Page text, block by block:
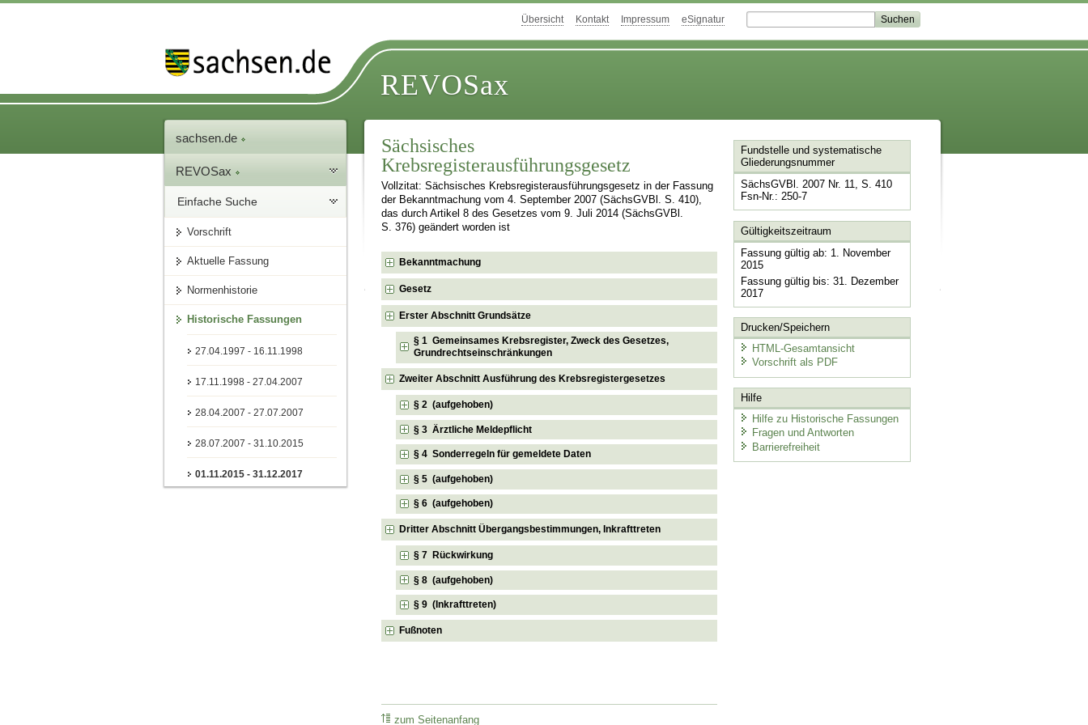
Übersicht Kontakt Impressum eSignatur
REVOSax
sachsen.de
REVOSax
Einfache Suche
Vorschrift
Aktuelle Fassung
Normenhistorie
Historische Fassungen
27.04.1997 - 16.11.1998
17.11.1998 - 27.04.2007
28.04.2007 - 27.07.2007
28.07.2007 - 31.10.2015
01.11.2015 - 31.12.2017
Sächsisches
Krebsregisterausführungsgesetz
Vollzitat: Sächsisches Krebsregisterausführungsgesetz in der Fassung
der Bekanntmachung vom 4. September 2007 (SächsGVBl. S. 410),
das durch Artikel 8 des Gesetzes vom 9. Juli 2014 (SächsGVBl.
S. 376) geändert worden ist
Bekanntmachung
Gesetz
Erster Abschnitt Grundsätze
§ 1 Gemeinsames Krebsregister, Zweck des Gesetzes,
Grundrechtseinschränkungen
Zweiter Abschnitt Ausführung des Krebsregistergesetzes
§ 2 (aufgehoben)
§ 3 Ärztliche Meldepflicht
§ 4 Sonderregeln für gemeldete Daten
§ 5 (aufgehoben)
§ 6 (aufgehoben)
Dritter Abschnitt Übergangsbestimmungen, Inkrafttreten
§ 7 Rückwirkung
§ 8 (aufgehoben)
§ 9 (Inkrafttreten)
Fußnoten
zum Seitenanfang
Fundstelle und systematische
Gliederungsnummer
SächsGVBl. 2007 Nr. 11, S. 410
Fsn-Nr.: 250-7
Gültigkeitszeitraum
Fassung gültig ab: 1. November
2015
Fassung gültig bis: 31. Dezember
2017
Drucken/Speichern
HTML-Gesamtansicht
Vorschrift als PDF
Hilfe
Hilfe zu Historische Fassungen
Fragen und Antworten
Barrierefreiheit